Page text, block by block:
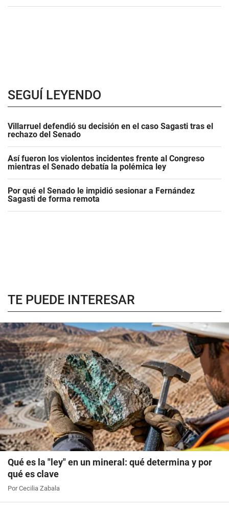
SEGUÍ LEYENDO
Villarruel defendió su decisión en el caso Sagasti tras el
rechazo del Senado
Así fueron los violentos incidentes frente al Congreso
mientras el Senado debatía la polémica ley
Por qué el Senado le impidió sesionar a Fernández
Sagasti de forma remota
TE PUEDE INTERESAR
Qué es la "ley" en un mineral: qué determina y por
qué es clave
Por Cecilia Zabala